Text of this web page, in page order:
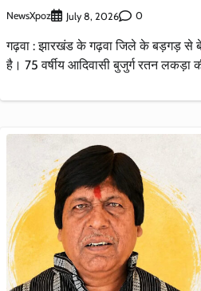
NewsXpoz July 8, 2026 0
गढ़वा : झारखंड के गढ़वा जिले के बड़गड़ से
है। 75 वर्षीय आदिवासी बुजुर्ग रतन लकड़ा